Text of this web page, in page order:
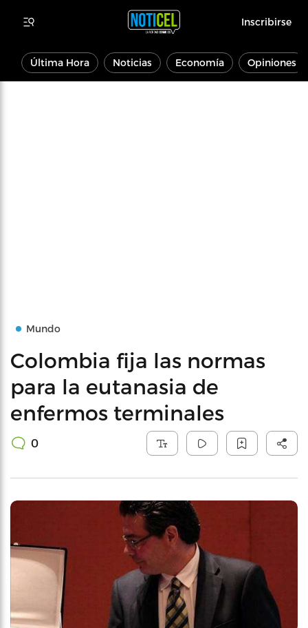
Inscribirse
Última Hora Noticias Economía Opiniones
Mundo
Colombia fija las normas
para la eutanasia de
enfermos terminales
0